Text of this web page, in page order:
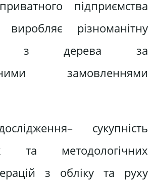
підприємства
різноманітну
з дерева за
замовленнями
сукупність
та методологічних
з обліку та руху